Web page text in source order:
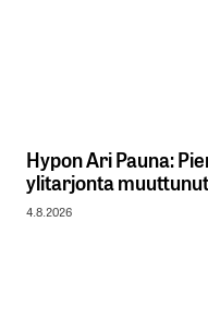
Hypon Ari Pauna:
ylitarjonta
4.8.2026